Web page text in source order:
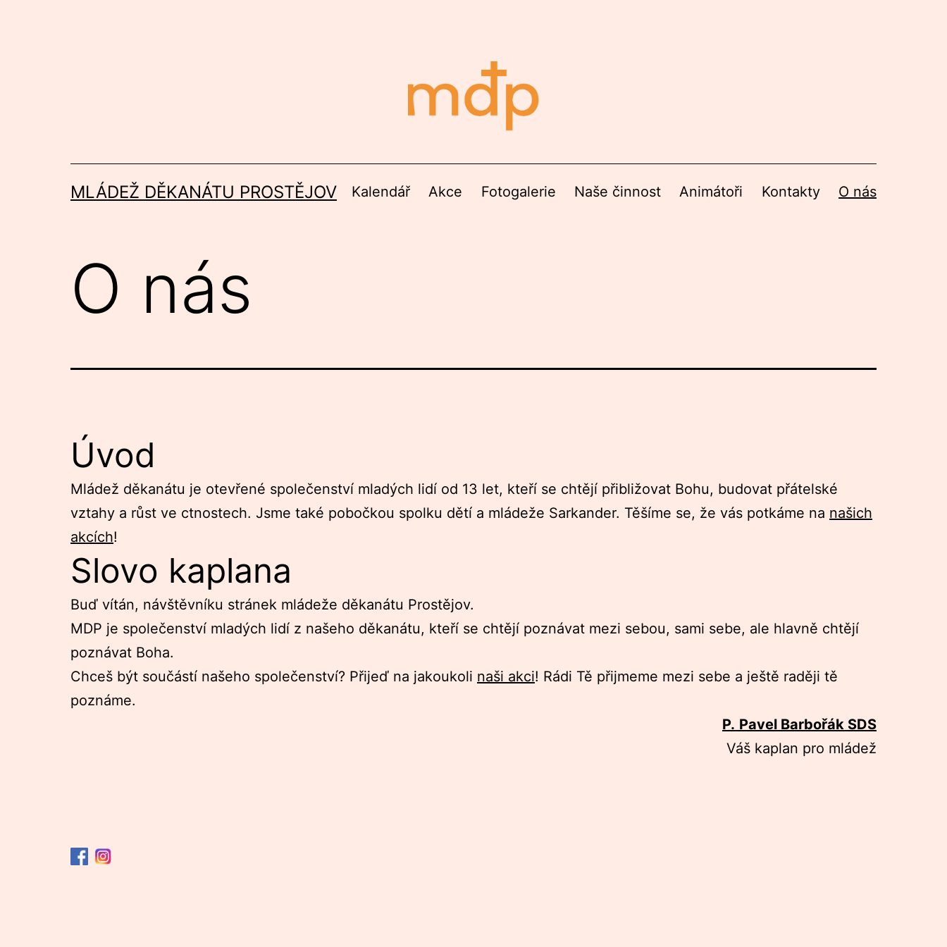
MLÁDEŽ DĚKANÁTU PROSTĚJOV Kalendář Akce Fotogalerie Naše činnost Animátoři Kontakty O nás
O nás
Úvod
Mládež děkanátu je otevřené společenství mladých lidí od 13 let, kteří se chtějí přibližovat Bohu, budovat přátelské
vztahy a růst ve ctnostech. Jsme také pobočkou spolku dětí a mládeže Sarkander. Těšíme se, že vás potkáme na našich
akcích!
Slovo kaplana
Buď vítán, návštěvníku stránek mládeže děkanátu Prostějov.
MDP je společenství mladých lidí z našeho děkanátu, kteří se chtějí poznávat mezi sebou, sami sebe, ale hlavně chtějí
poznávat Boha.
Chceš být součástí našeho společenství? Přijeď na jakoukoli naši akci! Rádi Tě přijmeme mezi sebe a ještě raději tě
poznáme.
P. Pavel Barbořák SDS
Váš kaplan pro mládež